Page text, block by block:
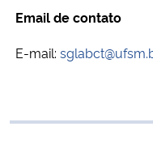
Ministério da Mulher, da
Email de contato
E-mail: